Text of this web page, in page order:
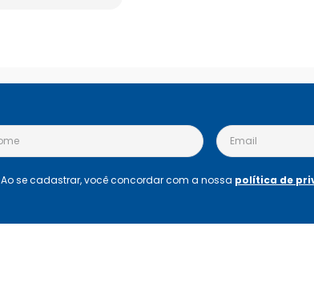
Ao se cadastrar, você concordar com a nossa política de